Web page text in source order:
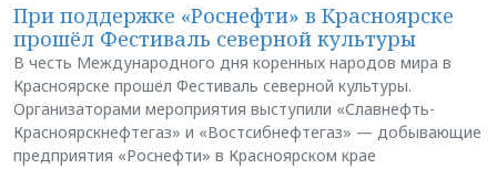
При поддержке «Роснефти» в Красноярске
прошёл Фестиваль северной культуры
В честь Международного дня коренных народов мира в
Красноярске прошёл Фестиваль северной культуры.
Организаторами мероприятия выступили «Славнефть-
Красноярскнефтегаз» и «Востсибнефтегаз» — добывающие
предприятия «Роснефти» в Красноярском крае